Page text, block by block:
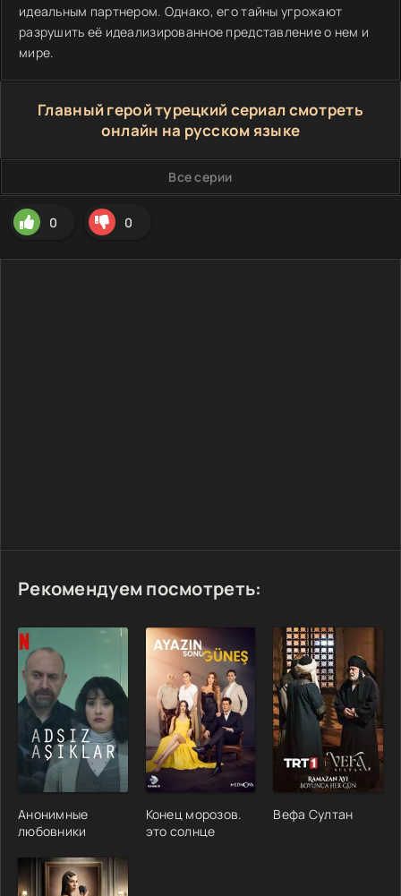
идеальным партнером. Однако, его тайны угрожают
разрушить её идеализированное представление о нем и
мире.
Главный герой турецкий сериал смотреть
онлайн на русском языке
Все серии
0 0
Рекомендуем посмотреть:
Анонимные
любовники
Конец морозов.
это солнце
Вефа Султан